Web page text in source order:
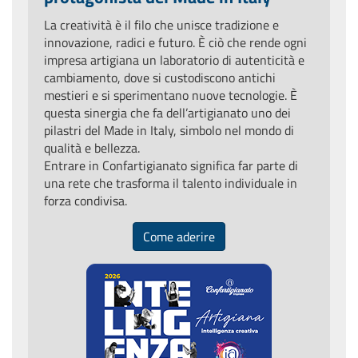
La creatività è il filo che unisce tradizione e
innovazione, radici e futuro. È ciò che rende ogni
impresa artigiana un laboratorio di autenticità e
cambiamento, dove si custodiscono antichi
mestieri e si sperimentano nuove tecnologie. È
questa sinergia che fa dell’artigianato uno dei
pilastri del Made in Italy, simbolo nel mondo di
qualità e bellezza.
Entrare in Confartigianato significa far parte di
una rete che trasforma il talento individuale in
forza condivisa.
Come aderire